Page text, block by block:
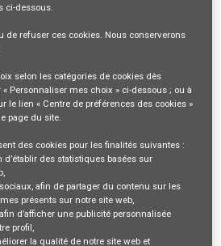
correspondant à cette recherche
ou S'inscrire
VOS MISSIONS
et vous cherchez un
vos ambitions ? Vous avez la volonté
ci-dessous.
de refuser ces cookies. Nous conserverons
selon les catégories de cookies dès
Personnaliser mes choix » ci-dessous ; ou à
le lien « Centre de préférences des cookies »
page du site.
des cookies pour les finalités suivantes :
d’établir des statistiques basées sur
, afin de partager du contenu sur les
présents sur notre site web,
d’afficher une publicité personnalisée
profil,
la qualité de notre site web et